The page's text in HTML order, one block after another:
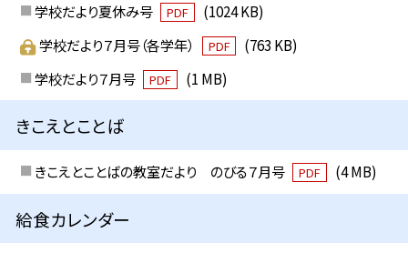
学校だより夏休み号 PDF
(1024 KB)
学校だより７月号（各学年）
PDF
(763 KB)
学校だより７月号
PDF (1 MB)
きこえとことば
きこえとことばの教室だより のびる７月号 PDF (4 MB)
給食カレンダー